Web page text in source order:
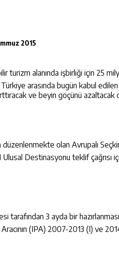
2015
turizm alanında işbirliği için 25
arasında bugün kabul edilen
ve beyin göçünü azaltacak
düzenlenmekte olan Avrupalı
Destinasyonu teklif çağrısı
3 ayda bir hazırlanması
Aracının (IPA) 2007-2013 (I) ve